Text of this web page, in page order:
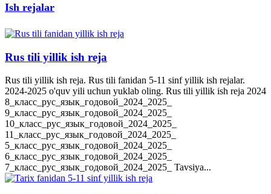
Ish rejalar
Rus tili yillik ish reja
Rus tili yillik ish reja. Rus tili fanidan 5-11 sinf yillik ish rejalar.
2024-2025 o'quv yili uchun yuklab oling. Rus tili yillik ish reja 2024
8_класс_рус_язык_годовой_2024_2025_
9_класс_рус_язык_годовой_2024_2025_
10_класс_рус_язык_годовой_2024_2025_
11_класс_рус_язык_годовой_2024_2025_
5_класс_рус_язык_годовой_2024_2025_
6_класс_рус_язык_годовой_2024_2025_
7_класс_рус_язык_годовой_2024_2025_ Tavsiya...